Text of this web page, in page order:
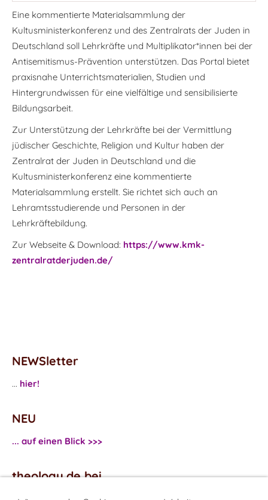
Eine kommentierte Materialsammlung der
Kultusministerkonferenz und des Zentralrats der Juden in
Deutschland soll Lehrkräfte und Multiplikator*innen bei der
Antisemitismus-Prävention unterstützen. Das Portal bietet
praxisnahe Unterrichtsmaterialien, Studien und
Hintergrundwissen für eine vielfältige und sensibilisierte
Bildungsarbeit.
Zur Unterstützung der Lehrkräfte bei der Vermittlung
jüdischer Geschichte, Religion und Kultur haben der
Zentralrat der Juden in Deutschland und die
Kultusministerkonferenz eine kommentierte
Materialsammlung erstellt. Sie richtet sich auch an
Lehramtsstudierende und Personen in der
Lehrkräftebildung.
Zur Webseite & Download: https://www.kmk-
zentralratderjuden.de/
NEWSletter
... hier!
NEU
... auf einen Blick >>>
theology.de bei